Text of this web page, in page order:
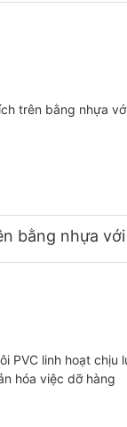
bằng nhựa